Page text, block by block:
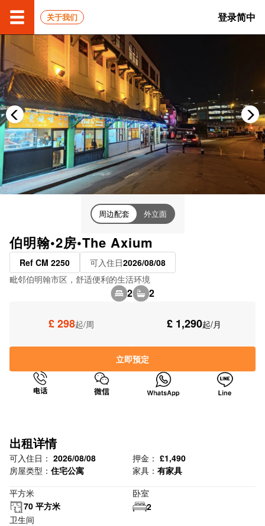
关于我们 登录简中
周边配套 外立面
伯明翰•2房•The Axium
Ref CM 2250 可入住日2026/08/08
毗邻伯明翰市区，舒适便利的生活环境
2 2
£ 298起/周 £ 1,290起/月
立即预定
出租详情
可入住日： 2026/08/08 押金： £1,490
房屋类型： 住宅公寓 家具： 有家具
平方米
70 平方米
卧室
2
卫生间